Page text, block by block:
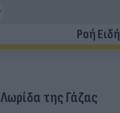
Ροή
Λωρίδα της Γάζας